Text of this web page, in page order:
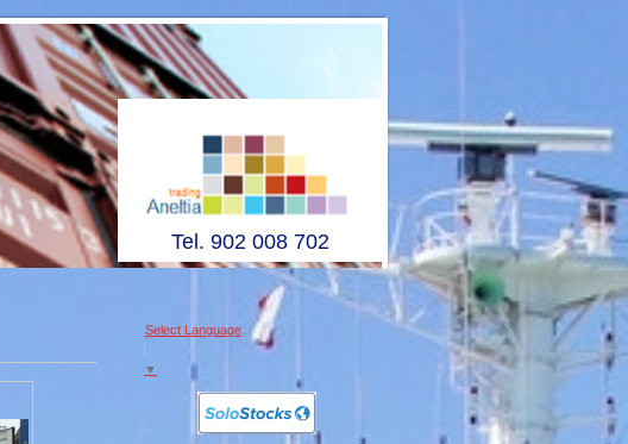
Tel. 902 008 702
Select Language
▼